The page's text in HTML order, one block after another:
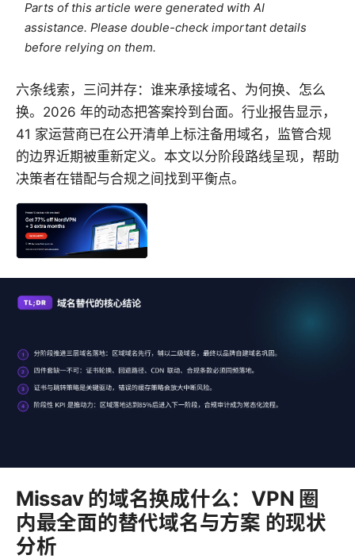
Parts of this article were generated with AI
assistance. Please double-check important details
before relying on them.
六条线索，三问并存：谁来承接域名、为何换、怎么
换。2026 年的动态把答案拎到台面。行业报告显示，
41 家运营商已在公开清单上标注备用域名，监管合规
的边界近期被重新定义。本文以分阶段路线呈现，帮助
决策者在错配与合规之间找到平衡点。
Missav 的域名换成什么：VPN 圈
内最全面的替代域名与方案 的现状
分析